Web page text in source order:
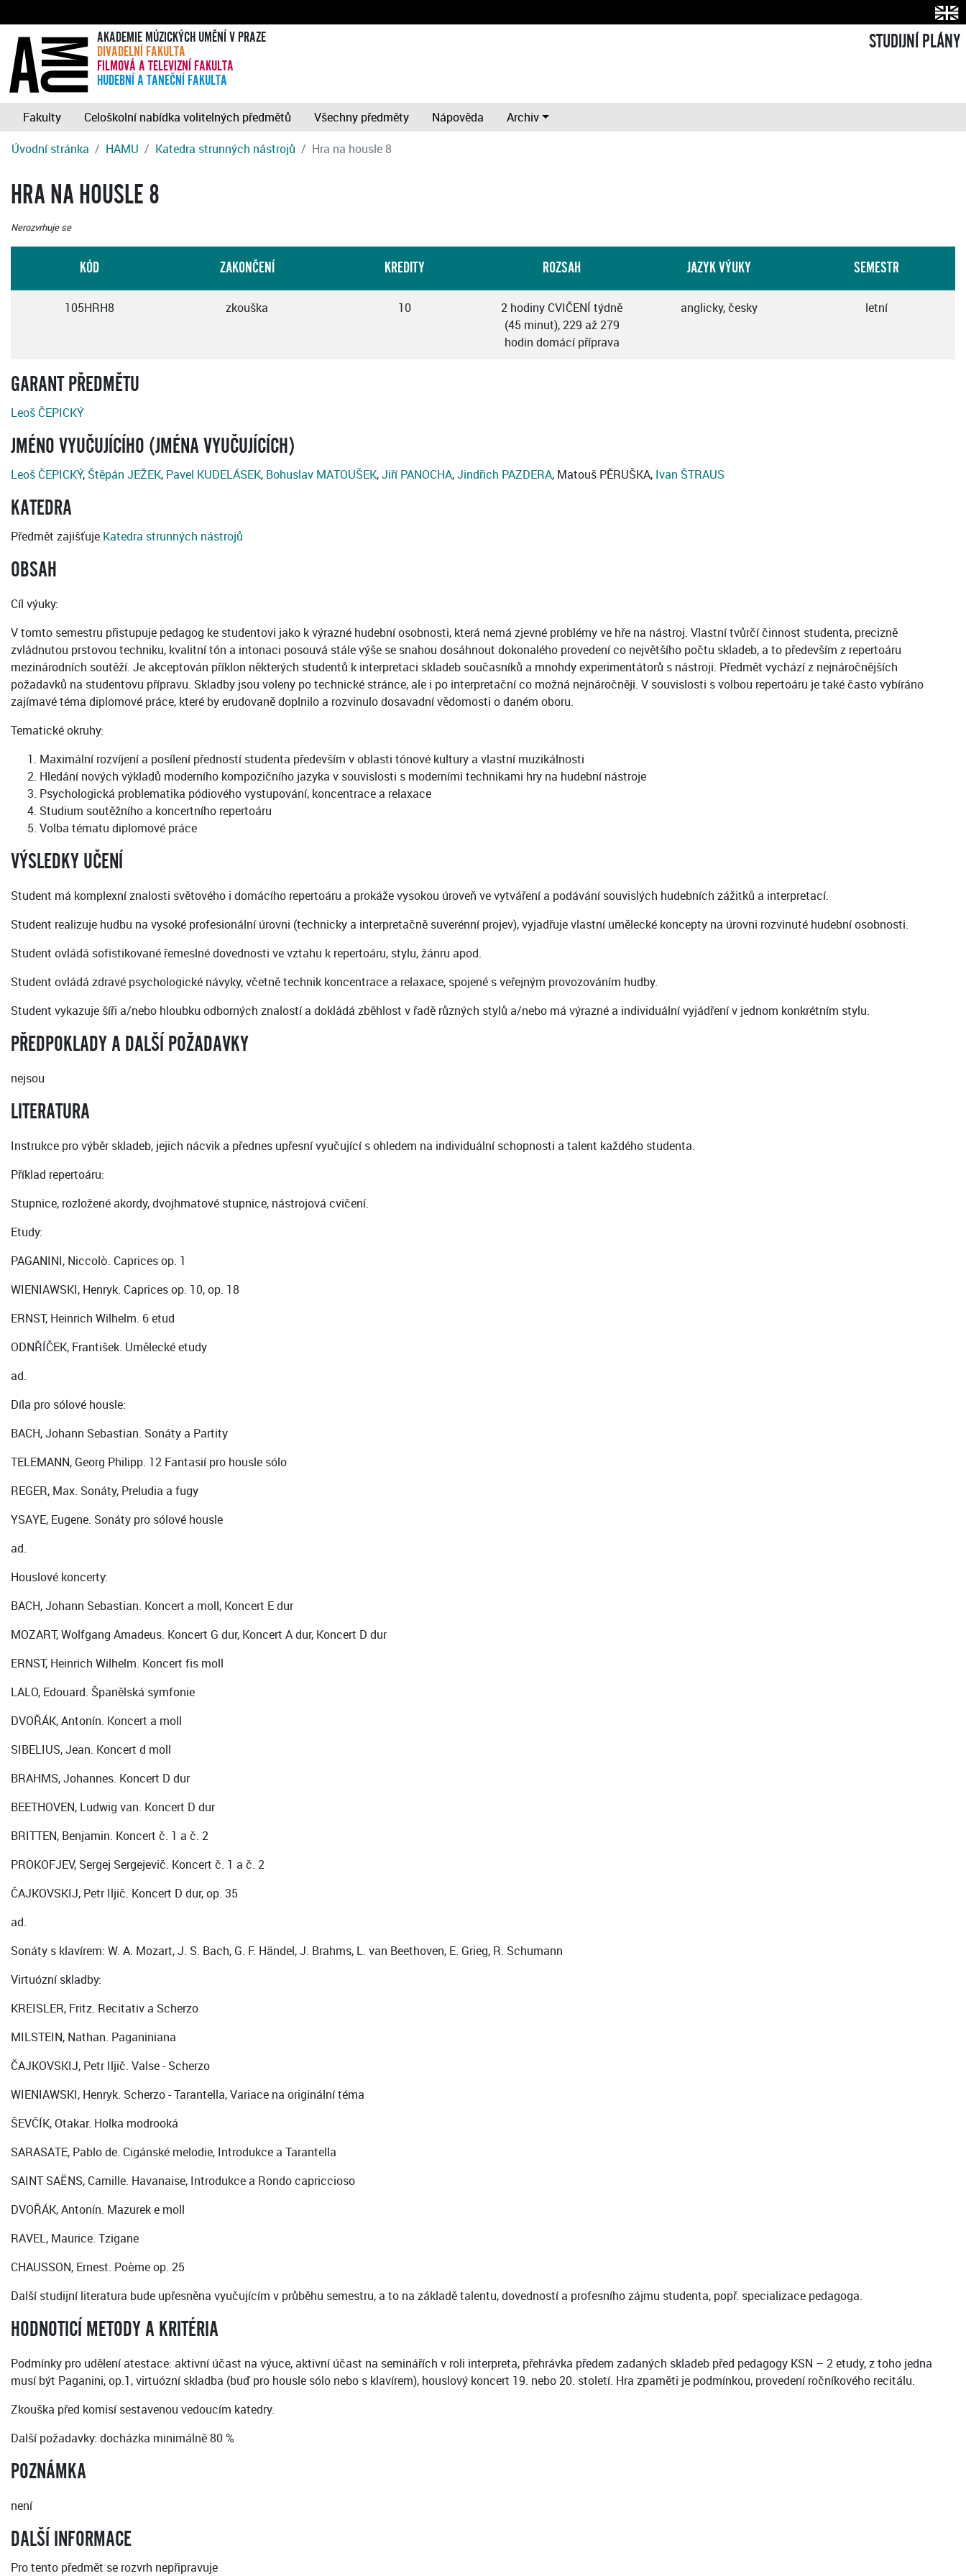
AKADEMIE MÚZICKÝCH UMĚNÍ V PRAZE
DIVADELNÍ FAKULTA
FILMOVÁ A TELEVIZNÍ FAKULTA
HUDEBNÍ A TANEČNÍ FAKULTA
STUDIJNÍ PLÁNY
Fakulty Celoškolní nabídka volitelných předmětů Všechny předměty Nápověda
Archiv
Úvodní stránka
HAMU Katedra strunných nástrojů Hra na housle 8
HRA NA HOUSLE 8
Nerozvrhuje se
KÓD ZAKONČENÍ KREDITY ROZSAH JAZYK VÝUKY SEMESTR
105HRH8 zkouška 10
2 hodiny CVIČENÍ týdně
(45 minut), 229 až 279
hodin domácí příprava
anglicky, česky letní
GARANT PŘEDMĚTU
Leoš ČEPICKÝ
JMÉNO VYUČUJÍCÍHO (JMÉNA VYUČUJÍCÍCH)
Leoš ČEPICKÝ, Štěpán JEŽEK, Pavel KUDELÁSEK, Bohuslav MATOUŠEK,Jiří PANOCHA,Jindřich PAZDERA, Matouš PĚRUŠKA, Ivan ŠTRAUS
KATEDRA
Předmět zajišťuje Katedra strunných nástrojů
OBSAH
Cíl výuky:
V tomto semestru přistupuje pedagog ke studentovi jako k výrazné hudební osobnosti, která nemá zjevné problémy ve hře na nástroj. Vlastní tvůrčí činnost studenta, precizně
zvládnutou prstovou techniku, kvalitní tón a intonaci posouvá stále výše se snahou dosáhnout dokonalého provedení co největšího počtu skladeb, a to především z repertoáru
mezinárodních soutěží. Je akceptován příklon některých studentů k interpretaci skladeb současníků a mnohdy experimentátorů s nástroji. Předmět vychází z nejnáročnějších
požadavků na studentovu přípravu. Skladby jsou voleny po technické stránce, ale i po interpretační co možná nejnáročněji. V souvislosti s volbou repertoáru je také často vybíráno
zajímavé téma diplomové práce, které by erudovaně doplnilo a rozvinulo dosavadní vědomosti o daném oboru.
Tematické okruhy:
Maximální rozvíjení a posílení předností studenta především v oblasti tónové kultury a vlastní muzikálnosti
Hledání nových výkladů moderního kompozičního jazyka v souvislosti s moderními technikami hry na hudební nástroje
Psychologická problematika pódiového vystupování, koncentrace a relaxace
Studium soutěžního a koncertního repertoáru
Volba tématu diplomové práce
VÝSLEDKY UČENÍ
Student má komplexní znalosti světového i domácího repertoáru a prokáže vysokou úroveň ve vytváření a podávání souvislých hudebních zážitků a interpretací.
Student realizuje hudbu na vysoké profesionální úrovni (technicky a interpretačně suverénní projev), vyjadřuje vlastní umělecké koncepty na úrovni rozvinuté hudební osobnosti.
Student ovládá sofistikované řemeslné dovednosti ve vztahu k repertoáru, stylu, žánru apod.
Student ovládá zdravé psychologické návyky, včetně technik koncentrace a relaxace, spojené s veřejným provozováním hudby.
Student vykazuje šíři a/nebo hloubku odborných znalostí a dokládá zběhlost v řadě různých stylů a/nebo má výrazné a individuální vyjádření v jednom konkrétním stylu.
PŘEDPOKLADY A DALŠÍ POŽADAVKY
nejsou
LITERATURA
Instrukce pro výběr skladeb, jejich nácvik a přednes upřesní vyučující s ohledem na individuální schopnosti a talent každého studenta.
Příklad repertoáru:
Stupnice, rozložené akordy, dvojhmatové stupnice, nástrojová cvičení.
Etudy:
PAGANINI, Niccolò. Caprices op. 1
WIENIAWSKI, Henryk. Caprices op. 10, op. 18
ERNST, Heinrich Wilhelm. 6 etud
ODNŘÍČEK, František. Umělecké etudy
ad.
Díla pro sólové housle:
BACH, Johann Sebastian. Sonáty a Partity
TELEMANN, Georg Philipp. 12 Fantasií pro housle sólo
REGER, Max. Sonáty, Preludia a fugy
YSAYE, Eugene. Sonáty pro sólové housle
ad.
Houslové koncerty:
BACH, Johann Sebastian. Koncert a moll, Koncert E dur
MOZART, Wolfgang Amadeus. Koncert G dur, Koncert A dur, Koncert D dur
ERNST, Heinrich Wilhelm. Koncert fis moll
LALO, Edouard. Španělská symfonie
DVOŘÁK, Antonín. Koncert a moll
SIBELIUS, Jean. Koncert d moll
BRAHMS, Johannes. Koncert D dur
BEETHOVEN, Ludwig van. Koncert D dur
BRITTEN, Benjamin. Koncert č. 1 a č. 2
PROKOFJEV, Sergej Sergejevič. Koncert č. 1 a č. 2
ČAJKOVSKIJ, Petr Iljič. Koncert D dur, op. 35
ad.
Sonáty s klavírem: W. A. Mozart, J. S. Bach, G. F. Händel, J. Brahms, L. van Beethoven, E. Grieg, R. Schumann
Virtuózní skladby:
KREISLER, Fritz. Recitativ a Scherzo
MILSTEIN, Nathan. Paganiniana
ČAJKOVSKIJ, Petr Iljič. Valse - Scherzo
WIENIAWSKI, Henryk. Scherzo - Tarantella, Variace na originální téma
ŠEVČÍK, Otakar. Holka modrooká
SARASATE, Pablo de. Cigánské melodie, Introdukce a Tarantella
SAINT SAËNS, Camille. Havanaise, Introdukce a Rondo capriccioso
DVOŘÁK, Antonín. Mazurek e moll
RAVEL, Maurice. Tzigane
CHAUSSON, Ernest. Poème op. 25
Další studijní literatura bude upřesněna vyučujícím v průběhu semestru, a to na základě talentu, dovedností a profesního zájmu studenta, popř. specializace pedagoga.
HODNOTICÍ METODY A KRITÉRIA
Podmínky pro udělení atestace: aktivní účast na výuce, aktivní účast na seminářích v roli interpreta, přehrávka předem zadaných skladeb před pedagogy KSN – 2 etudy, z toho jedna
musí být Paganini, op.1, virtuózní skladba (buď pro housle sólo nebo s klavírem), houslový koncert 19. nebo 20. století. Hra zpaměti je podmínkou, provedení ročníkového recitálu.
Zkouška před komisí sestavenou vedoucím katedry.
Další požadavky: docházka minimálně 80 %
POZNÁMKA
není
DALŠÍ INFORMACE
Pro tento předmět se rozvrh nepřipravuje